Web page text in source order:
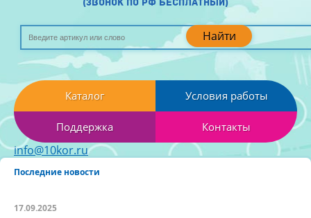
Найти
(звонок по рф бесплатный)
Каталог Условия работы
Поддержка Контакты
info@10kor.ru
Последние новости
17.09.2025